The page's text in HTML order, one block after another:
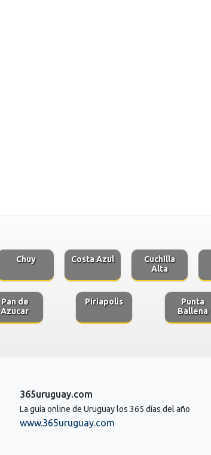
Chuy Costa Azul
Cuchilla
Alta
Pan de
Azucar
Piriapolis
Punta
Ballena
365uruguay.com
La guía online de Uruguay los 365 días del año
www.365uruguay.com